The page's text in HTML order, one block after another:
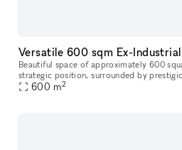
Beautiful space of approximately 600
strategic position, surrounded by
headquarters. The ex-industrial
600 m2